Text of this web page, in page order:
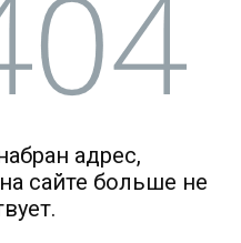
адрес,
сайте больше не